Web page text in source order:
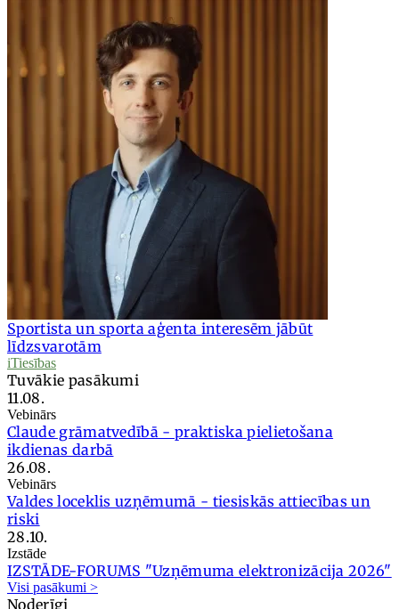
Sportista un sporta aģenta interesēm jābūt
līdzsvarotām
iTiesības
Tuvākie pasākumi
11.08.
Vebinārs
Claude grāmatvedībā - praktiska pielietošana
ikdienas darbā
26.08.
Vebinārs
Valdes loceklis uzņēmumā - tiesiskās attiecības un
riski
28.10.
Izstāde
IZSTĀDE-FORUMS "Uzņēmuma elektronizācija 2026"
Visi pasākumi >
Noderīgi